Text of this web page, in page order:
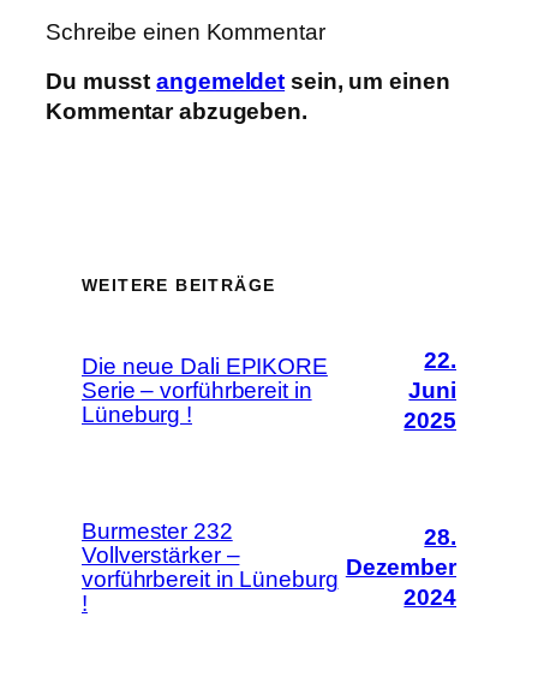
Schreibe einen Kommentar
Du musstangemeldet sein, um einen
Kommentar abzugeben.
WEITERE BEITRÄGE
Die neue Dali EPIKORE
Serie – vorführbereit in
Lüneburg !
22.
Juni
2025
Burmester 232
Vollverstärker –
vorführbereit in Lüneburg
!
28.
Dezember
2024